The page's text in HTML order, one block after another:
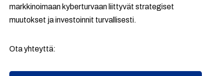
markkinoimaan kyberturvaan liittyvät strategiset
muutokset ja investoinnit turvallisesti.
Ota yhteyttä: